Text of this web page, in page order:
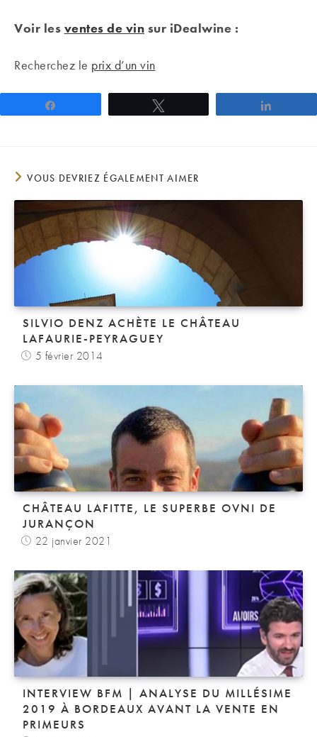
Voir les ventes de vin sur iDealwine :
Recherchez le prix d’un vin
VOUS DEVRIEZ ÉGALEMENT AIMER
SILVIO DENZ ACHÈTE LE CHÂTEAU
LAFAURIE-PEYRAGUEY
5 février 2014
CHÂTEAU LAFITTE, LE SUPERBE OVNI DE
JURANÇON
22 janvier 2021
INTERVIEW BFM | ANALYSE DU MILLÉSIME
2019 À BORDEAUX AVANT LA VENTE EN
PRIMEURS